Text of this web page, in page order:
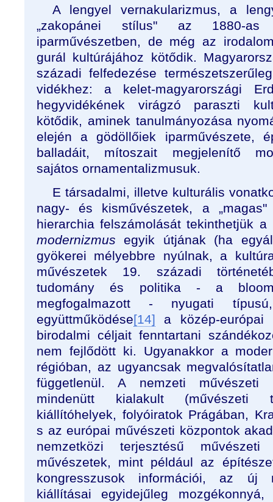
A lengyel vernakularizmus, a
„zakopánei stílus" az 1880-as
iparművészetben, de még az
gurál kultúrájához kötődik.
századi felfedezése
vidékhez: a kelet-magyarországi
hegyvidékének virágzó paraszti
kötődik, aminek tanulmányozása
elején a gödöllőiek iparművészete,
balladáit, mítoszait megjelenítő
sajátos ornamentalizmusuk.
E társadalmi, illetve kulturális
nagy- és kisművészetek, a
hierarchia felszámolását tekinthetjük a
modernizmus egyik útjának (ha
gyökerei mélyebbre nyúlnak, a
művészetek 19. századi
tudomány és politika - a
megfogalmazott - nyugati
együttműködése[14] a közép-európai
birodalmi céljait fenntartani
nem fejlődött ki. Ugyanakkor a
régióban, az ugyancsak
függetlenül. A nemzeti művészeti
mindenütt kialakult (művészeti
kiállítóhelyek, folyóiratok Prágában,
s az európai művészeti központok
nemzetközi terjesztésű
művészetek, mint például az
kongresszusok információi, az új
kiállításai egyidejűleg mozgékonnyá,